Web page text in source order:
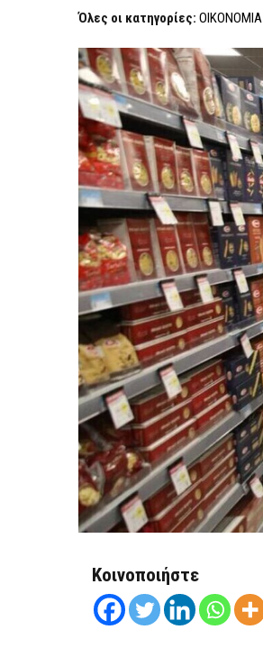
Όλες οι κατηγορίες: ΟΙΚΟΝΟΜΙΑ
Κοινοποιήστε